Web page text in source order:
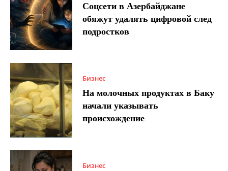
Соцсети в Азербайджане
обяжут удалять цифровой след
подростков
Бизнес
На молочных продуктах в Баку
начали указывать
происхождение
Бизнес